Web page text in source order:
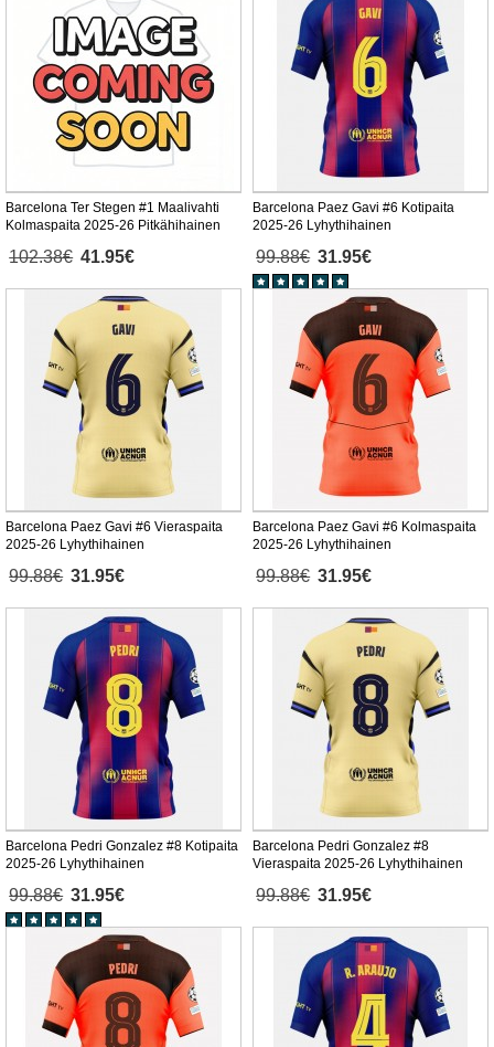
Barcelona Ter Stegen #1 Maalivahti
Kolmaspaita 2025-26 Pitkähihainen
102.38€ 41.95€
Barcelona Paez Gavi #6 Kotipaita
2025-26 Lyhythihainen
99.88€ 31.95€
Barcelona Paez Gavi #6 Vieraspaita
2025-26 Lyhythihainen
99.88€ 31.95€
Barcelona Paez Gavi #6 Kolmaspaita
2025-26 Lyhythihainen
99.88€ 31.95€
Barcelona Pedri Gonzalez #8 Kotipaita
2025-26 Lyhythihainen
99.88€ 31.95€
Barcelona Pedri Gonzalez #8
Vieraspaita 2025-26 Lyhythihainen
99.88€ 31.95€